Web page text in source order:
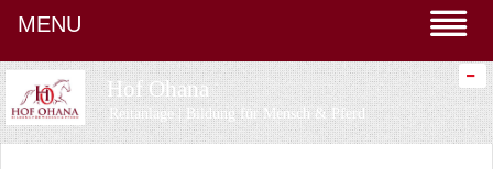
Hof Ohana
Reitanlage | Bildung für Mensch & Pferd
-
MENU